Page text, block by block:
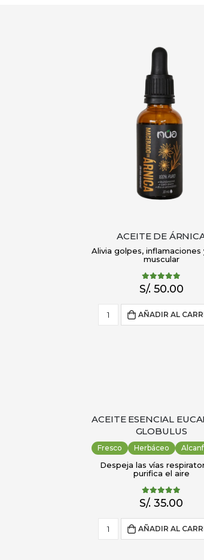
ACEITE DE
Alivia golpes, inflamaciones
muscular
5.00out of 5
S/.50.00
AÑADIR AL
ACEITE ESENCIAL
GLOBULUS
Fresco Herbáceo
Despeja las vías
purifica el aire
5.00 out of 5
S/. 35.00
AÑADIR AL